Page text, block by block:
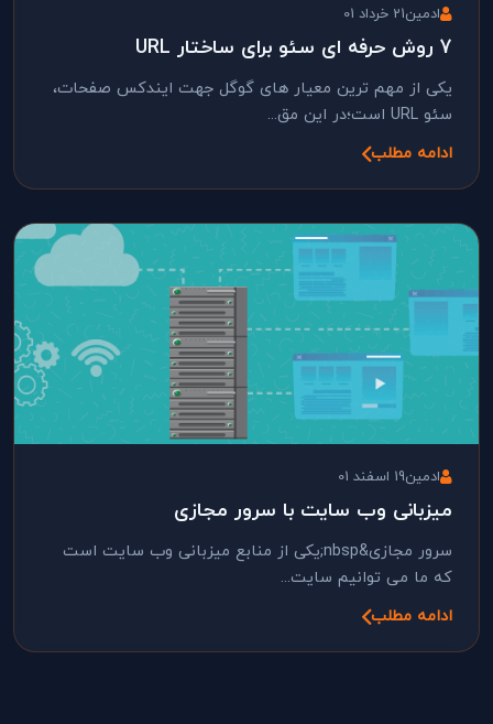
ادمین21 خرداد 01
7 روش حرفه ای سئو برای ساختار URL
یکی از مهم ترین معیار های گوگل جهت ایندکس صفحات،
سئو URL است؛در این مق...
ادامه مطلب
ادمین19 اسفند 01
میزبانی وب سایت با سرور مجازی
سرور مجازی&nbsp;یکی از منابع میزبانی وب سایت است
که ما می توانیم سایت...
ادامه مطلب